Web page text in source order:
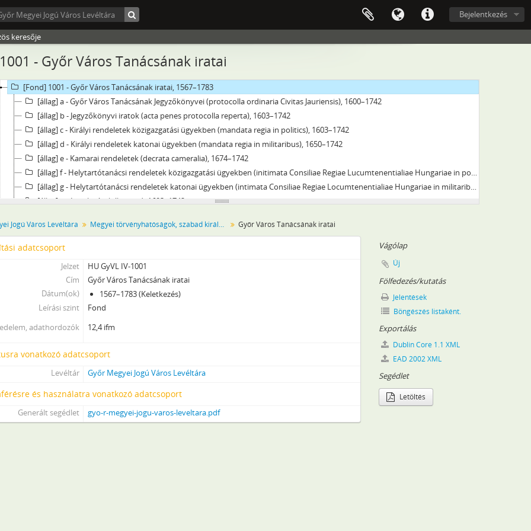
Bejelentkezés
keresője
- Győr Város Tanácsának iratai
Győr Megyei Jogú Város Levéltára, 1322 - 2016
[fondfőcsoport] IV - Megyei törvényhatóságok, szabad királyi városok és törvényhatósági jogú városok, 1567–1950
[Fond] 1001 - Győr Város Tanácsának iratai, 1567–1783
[állag] a - Győr Város Tanácsának Jegyzőkönyvei (protocolla ordinaria Civitas Jauriensis), 1600–1742
[állag] b - Jegyzőkönyvi iratok (acta penes protocolla reperta), 1603–1742
[állag] c - Királyi rendeletek közigazgatási ügyekben (mandata regia in politics), 1603–1742
[állag] d - Királyi rendeletek katonai ügyekben (mandata regia in militaribus), 1650–1742
[állag] e - Kamarai rendeletek (decrata cameralia), 1674–1742
[állag] f - Helytartótanácsi rendeletek közigazgatási ügyekben (initimata Consiliae Regiae Lucumtenentialiae Hungariae in politics), 1704–1742
[állag] g - Helytartótanácsi rendeletek katonai ügyekben (intimata Consiliae Regiae Locumtenentialiae Hungariae in militaribus), 1733–1742
[állag] h - Levelezések (litterae), 1603–1742
[állag] j - Végrendeletek (testamenta), 1601–1742
[állag] k - Végrendeletek másolati könyve, 1726–1783
[állag] n - A győri várparancsnok elleni sérelmi iratok, 1610–1704
[állag] o - Magánosok iratai (memorialia privata), 1604–1742
[állag] p - Esküszövegek formuláskönyve, 1733
[állag] r - Királyi rendeletek büntetőperes ügyekben (mandata regia in iuridicis), 1716–1742
[állag] s - Tiltakozások, eltiltások és intések (protestiones, inhibitiones et admonitiones), 1613–1742
[állag] t - Vizsgálati iratok (inquisitiones pro parte privatorum), 1612–1742
[állag] u - Rab és tanúvallomások (reorum examina), 1724–1742
[állag] x - Perek (processus in protocollis contentae), 1602–1712
[állag] y - Polgári perek (processus civiles), 1603–1742
Jogú Város Levéltára Megyei törvényhatóságok, szabad királyi városok és törvényhatósági jogú városok Győr Város Tanácsának iratai
adatcsoport
Jelzet
HU GyVL IV-1001
Cím
Győr Város Tanácsának iratai
Dátum(ok)
1567–1783 (Keletkezés)
Leírási szint
Fond
adathordozók
12,4 ifm
vonatkozó adatcsoport
Levéltár Győr Megyei Jogú Város Levéltára
és használatra vonatkozó adatcsoport
Generált segédlet gyo-r-megyei-jogu-varos-leveltara.pdf
Vágólap
Új
Fölfedezés/kutatás
Jelentések
Böngészés listaként.
Exportálás
Dublin Core 1.1 XML
EAD 2002 XML
Segédlet
Letöltés